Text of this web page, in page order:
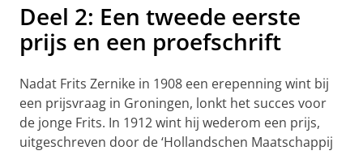
Deel 2: Een tweede eerste
prijs en een proefschrift
Nadat Frits Zernike in 1908 een erepenning wint bij
een prijsvraag in Groningen, lonkt het succes voor
de jonge Frits. In 1912 wint hij wederom een prijs,
uitgeschreven door de ‘Hollandschen Maatschappij